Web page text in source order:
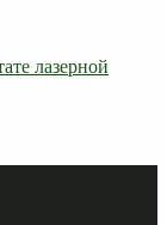
лазерной